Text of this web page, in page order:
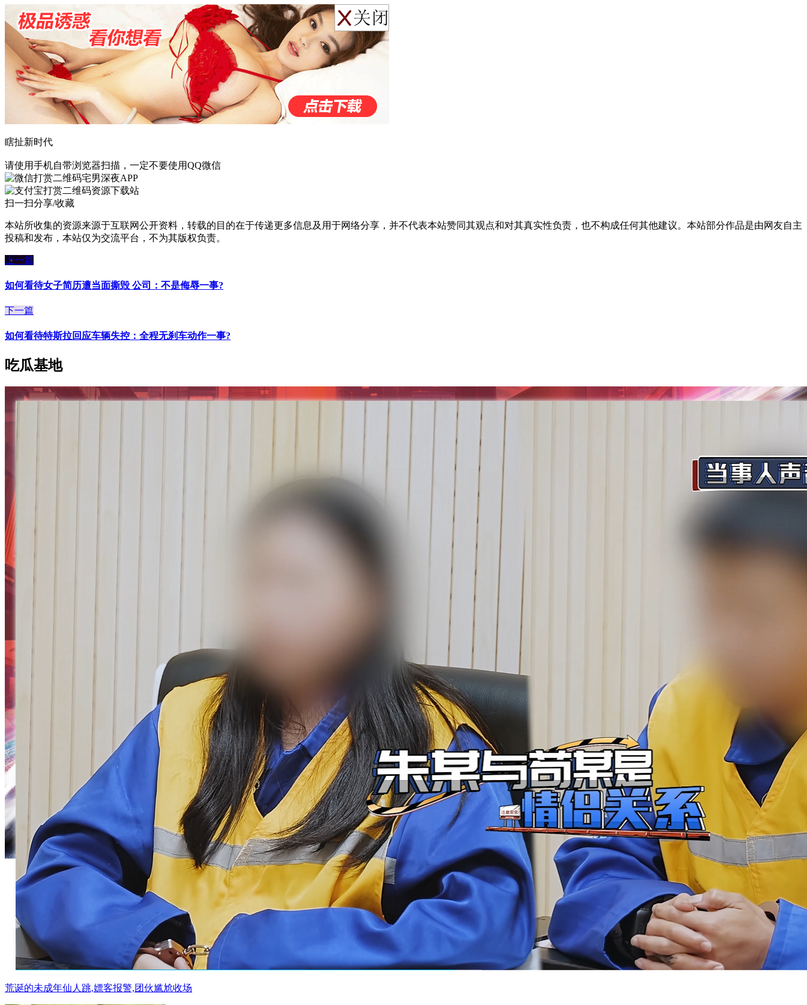
瞎扯新时代
请使用手机自带浏览器扫描，一定不要使用QQ微信
宅男深夜APP
资源下载站
扫一扫分享/收藏
本站所收集的资源来源于互联网公开资料，转载的目的在于传递更多信息及用于网络分享，并不代表本站赞同其观点和对其真实性负责，也不构成任何其他建议。本站部分作品是由网友自主
投稿和发布，本站仅为交流平台，不为其版权负责。
上一篇
如何看待女子简历遭当面撕毁 公司：不是侮辱一事?
下一篇
如何看待特斯拉回应车辆失控：全程无刹车动作一事?
吃瓜基地
荒诞的未成年仙人跳,嫖客报警,团伙尴尬收场